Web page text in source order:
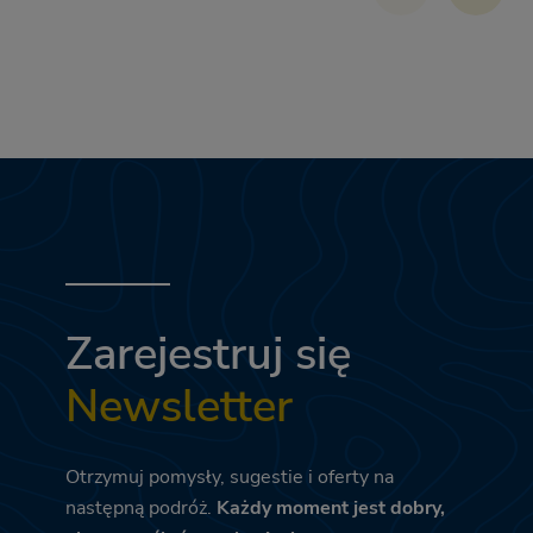
Zarejestruj się
Newsletter
Otrzymuj pomysły, sugestie i oferty na
następną podróż. Każdy moment jest dobry,